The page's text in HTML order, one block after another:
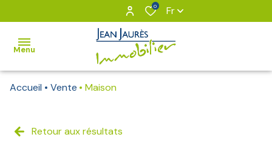
0 Fr
Menu
NOUS
Accueil Vente Maison
Retour aux résultats